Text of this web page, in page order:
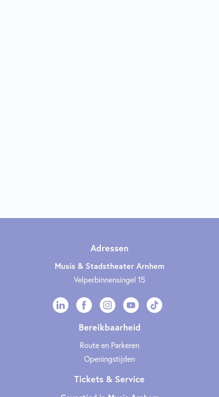
Adressen
Musis & Stadstheater Arnhem
Velperbinnensingel 15
Bereikbaarheid
Route en Parkeren
Openingstijden
Tickets & Service